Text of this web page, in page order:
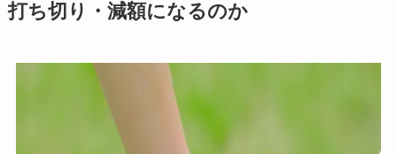
打ち切り・減額になるのか